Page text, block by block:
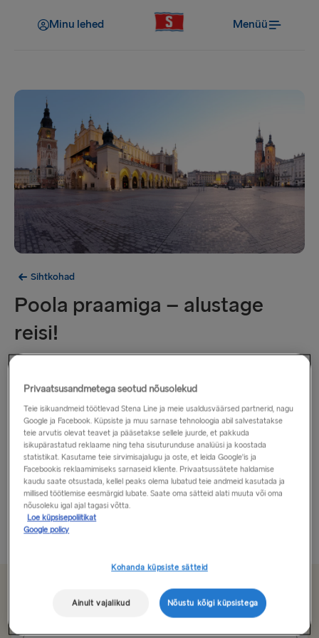
Minu lehed Menüü
Sihtkohad
Poola praamiga – alustage
reisi!
Ametliku nimega Poola Vabariik on kaunis kodu arvukatele
linnadele, mitmekülgsetele maismaa- ja merevaadetele ning
Euroopas tuntud oma sooja vastuvõtu poolest. Seilake
meiega Rootsist KarlskronastGdyniasseja teie esimene
peatuspunkt reisil saab kindlasti olema meeldejääv …
Poola...
Loe rohkem
Alates 92.50€ üks suund, auto ja juhi eest
Privaatsusandmetega seotud nõusolekud
Teie isikuandmeid töötlevad Stena Line ja meie usaldusväärsed partnerid, nagu
Google ja Facebook. Küpsiste ja muu sarnase tehnoloogia abil salvestatakse
teie arvutis olevat teavet ja pääsetakse sellele juurde, et pakkuda
isikupärastatud reklaame ning teha sisuturunduse analüüsi ja koostada
statistikat. Kasutame teie sirvimisajalugu ja oste, et leida Google'is ja
Facebookis reklaamimiseks sarnaseid kliente. Privaatsussätete haldamise
kaudu saate otsustada, kellel peaks olema lubatud teie andmeid kasutada ja
millised töötlemise eesmärgid lubate. Saate oma sätteid alati muuta või oma
nõusoleku igal ajal tagasi võtta.
Loe küpsisepoliitikat
Google policy
Kohanda küpsiste sätteid
Ainult vajalikud Nõustu kõigi küpsistega